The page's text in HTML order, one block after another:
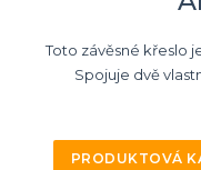
Toto závěsné křeslo
Spojuje dvě
PRODUKTOVÁ